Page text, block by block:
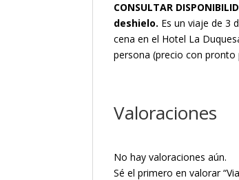
CONSULTAR
deshielo. Es un viaje de 3
cena en el Hotel La
persona (precio con
Valoraciones
No hay valoraciones aún.
Sé el primero en valorar